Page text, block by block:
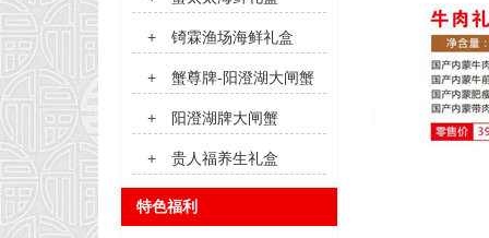
+ 锜霖渔场海鲜礼盒
+ 蟹尊牌-阳澄湖大闸蟹
+ 阳澄湖牌大闸蟹
+ 贵人福养生礼盒
特色福利